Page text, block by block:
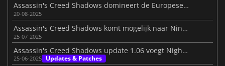
Assassin's Creed Shadows domineert de Europese gameverkoop 2025
20-08-2025
Assassin's Creed Shadows komt mogelijk naar Nintendo Switch 2
25-07-2025
Assassin's Creed Shadows update 1.06 voegt Nightmare Mode toe
25-06-2025 Updates & Patches